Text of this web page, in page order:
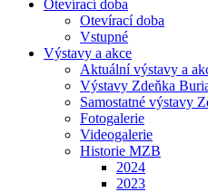
Otevírací doba
Otevírací doba
Vstupné
Výstavy a akce
Aktuální výstavy a
Výstavy Zdeňka
Samostatné výstavy
Fotogalerie
Videogalerie
Historie MZB
2024
2023